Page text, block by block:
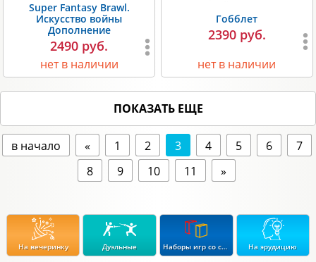
Super Fantasy Brawl.
Искусство войны
Дополнение
2490 руб.
нет в наличии
Гобблет
2390 руб.
нет в наличии
ПОКАЗАТЬ ЕЩЕ
в начало « 1 2 3 4 5 6
7
8
9 10 11 »
Дуэльные Наборы игр со скидкой до 15% На эрудицию
На вечеринку